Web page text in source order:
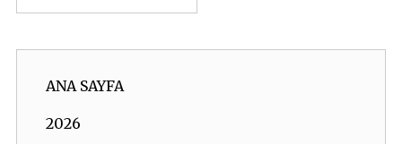
ANA SAYFA
2026